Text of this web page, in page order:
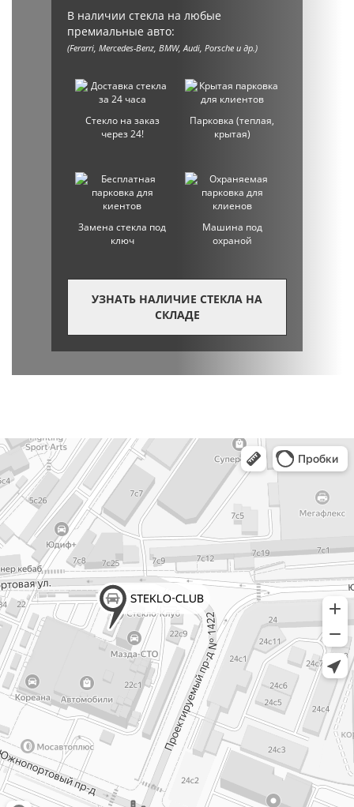
В наличии стекла на любые
премиальные авто:
(Ferarri, Mercedes-Benz, BMW, Audi, Porsche и др.)
Стекло на заказ
через 24!
Парковка (теплая,
крытая)
Замена стекла под
ключ
Машина под
охраной
УЗНАТЬ НАЛИЧИЕ СТЕКЛА НА
СКЛАДЕ